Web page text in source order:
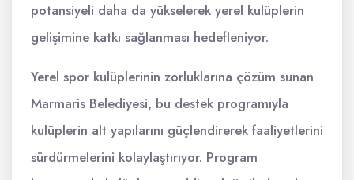
potansiyeli daha da yükselerek yerel kulüplerin
gelişimine katkı sağlanması hedefleniyor.
Yerel spor kulüplerinin zorluklarına çözüm sunan
Marmaris Belediyesi, bu destek programıyla
kulüplerin alt yapılarını güçlendirerek faaliyetlerini
sürdürmelerini kolaylaştırıyor. Program